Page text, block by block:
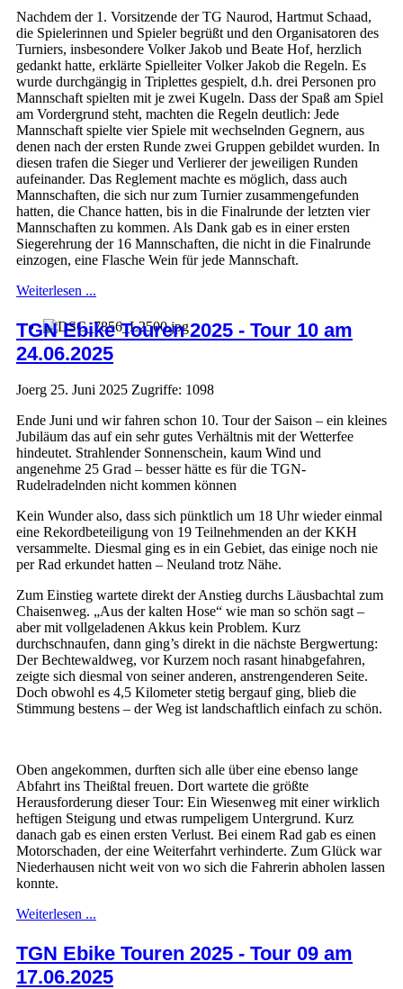
Nachdem der 1. Vorsitzende der TG Naurod, Hartmut Schaad,
die Spielerinnen und Spieler begrüßt und den Organisatoren des
Turniers, insbesondere Volker Jakob und Beate Hof, herzlich
gedankt hatte, erklärte Spielleiter Volker Jakob die Regeln. Es
wurde durchgängig in Triplettes gespielt, d.h. drei Personen pro
Mannschaft spielten mit je zwei Kugeln. Dass der Spaß am Spiel
am Vordergrund steht, machten die Regeln deutlich: Jede
Mannschaft spielte vier Spiele mit wechselnden Gegnern, aus
denen nach der ersten Runde zwei Gruppen gebildet wurden. In
diesen trafen die Sieger und Verlierer der jeweiligen Runden
aufeinander. Das Reglement machte es möglich, dass auch
Mannschaften, die sich nur zum Turnier zusammengefunden
hatten, die Chance hatten, bis in die Finalrunde der letzten vier
Mannschaften zu kommen. Als Dank gab es in einer ersten
Siegerehrung der 16 Mannschaften, die nicht in die Finalrunde
einzogen, eine Flasche Wein für jede Mannschaft.
Weiterlesen ...
TGN Ebike Touren 2025 - Tour 10 am
24.06.2025
Joerg 25. Juni 2025 Zugriffe: 1098
Ende Juni und wir fahren schon 10. Tour der Saison – ein kleines
Jubiläum das auf ein sehr gutes Verhältnis mit der Wetterfee
hindeutet. Strahlender Sonnenschein, kaum Wind und
angenehme 25 Grad – besser hätte es für die TGN-
Rudelradelnden nicht kommen können
Kein Wunder also, dass sich pünktlich um 18 Uhr wieder einmal
eine Rekordbeteiligung von 19 Teilnehmenden an der KKH
versammelte. Diesmal ging es in ein Gebiet, das einige noch nie
per Rad erkundet hatten – Neuland trotz Nähe.
Zum Einstieg wartete direkt der Anstieg durchs Läusbachtal zum
Chaisenweg. „Aus der kalten Hose“ wie man so schön sagt –
aber mit vollgeladenen Akkus kein Problem. Kurz
durchschnaufen, dann ging’s direkt in die nächste Bergwertung:
Der Bechtewaldweg, vor Kurzem noch rasant hinabgefahren,
zeigte sich diesmal von seiner anderen, anstrengenderen Seite.
Doch obwohl es 4,5 Kilometer stetig bergauf ging, blieb die
Stimmung bestens – der Weg ist landschaftlich einfach zu schön.
Oben angekommen, durften sich alle über eine ebenso lange
Abfahrt ins Theißtal freuen. Dort wartete die größte
Herausforderung dieser Tour: Ein Wiesenweg mit einer wirklich
heftigen Steigung und etwas rumpeligem Untergrund. Kurz
danach gab es einen ersten Verlust. Bei einem Rad gab es einen
Motorschaden, der eine Weiterfahrt verhinderte. Zum Glück war
Niederhausen nicht weit von wo sich die Fahrerin abholen lassen
konnte.
Weiterlesen ...
TGN Ebike Touren 2025 - Tour 09 am
17.06.2025